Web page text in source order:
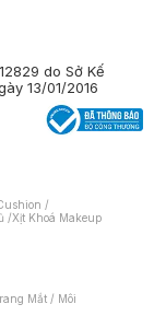
do Sở Kế
13/01/2016
/
/Xịt Khoá Makeup
Mắt / Môi